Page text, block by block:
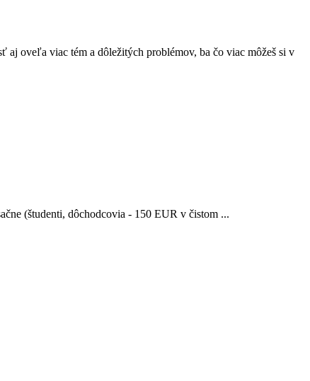
oveľa viac tém a dôležitých problémov, ba čo viac môžeš si v
(študenti, dôchodcovia - 150 EUR v čistom ...